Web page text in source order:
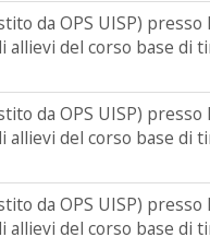
da OPS UISP) presso
del corso base di
da OPS UISP) presso
del corso base di
da OPS UISP) presso
del corso base di